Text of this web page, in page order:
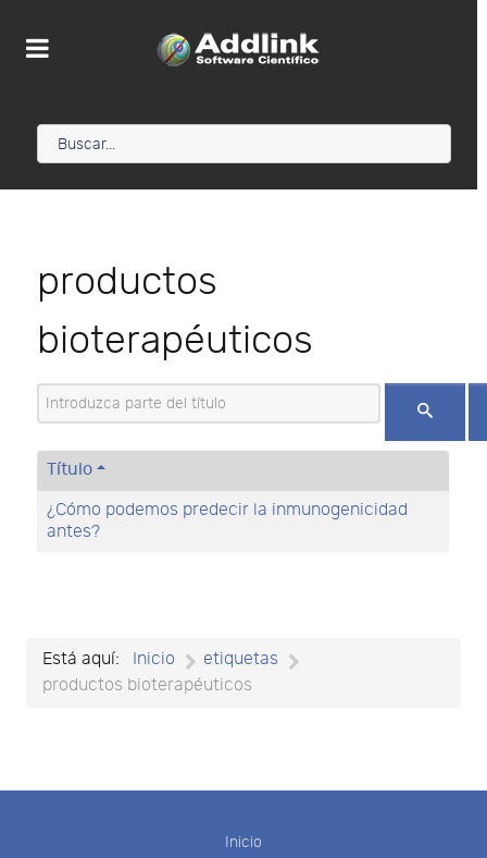
productos
bioterapéuticos
Introduzca parte del título
Título
¿Cómo podemos predecir la inmunogenicidad
antes?
Está aquí: Inicio
etiquetas
productos bioterapéuticos
Inicio